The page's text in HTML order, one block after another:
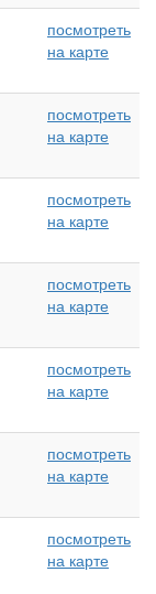
посмотреть
на карте
посмотреть
на карте
посмотреть
на карте
посмотреть
на карте
посмотреть
на карте
посмотреть
на карте
посмотреть
на карте